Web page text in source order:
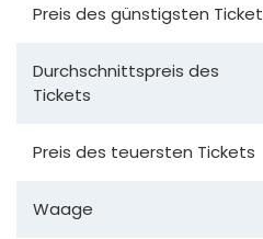
Preis des günstigsten
Durchschnittspreis des
Tickets
Preis des teuersten Tickets
Waage